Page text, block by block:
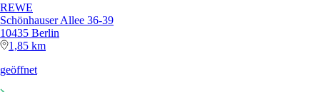
REWE
Schönhauser Allee 36-39
10435 Berlin
1,85 km
geöffnet